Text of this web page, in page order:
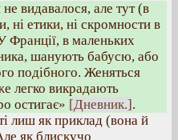
видавалося, але тут (в
ні етики, ні скромности в
Франції, в маленьких
шанують бабусю, або
подібного. Женяться
легко викрадають
остигає» [Дневник.].
лиш як приклад (вона й
як блискучо